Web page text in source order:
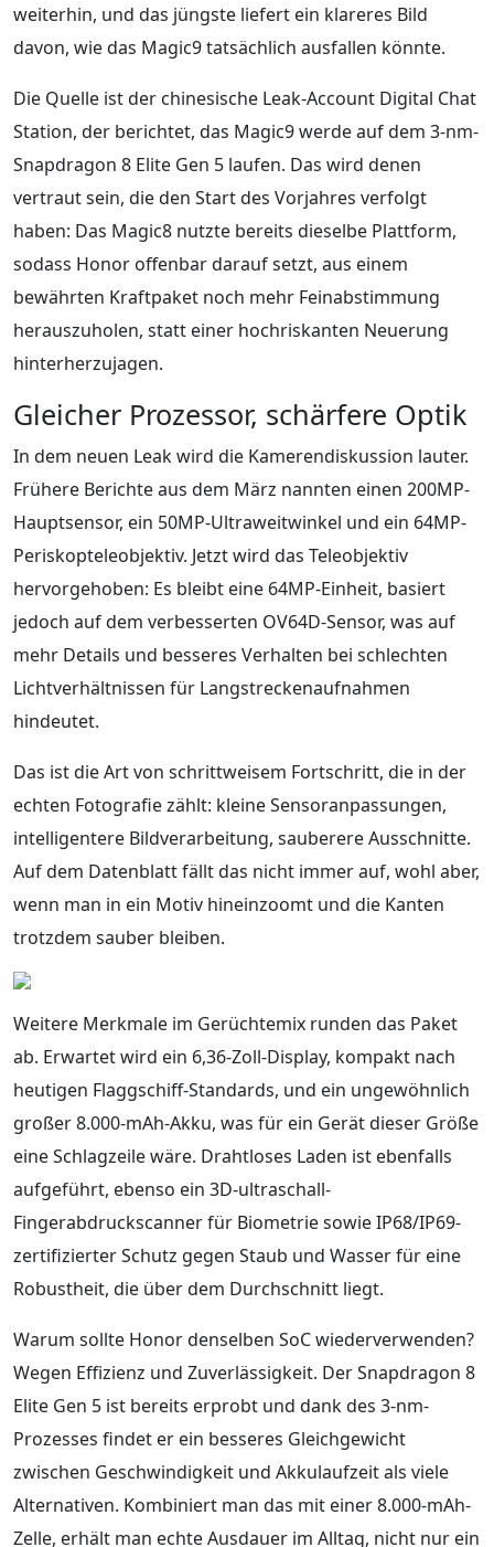
weiterhin, und das jüngste liefert ein klareres Bild
davon, wie das Magic9 tatsächlich ausfallen könnte.
Die Quelle ist der chinesische Leak-Account Digital Chat
Station, der berichtet, das Magic9 werde auf dem 3-nm-
Snapdragon 8 Elite Gen 5 laufen. Das wird denen
vertraut sein, die den Start des Vorjahres verfolgt
haben: Das Magic8 nutzte bereits dieselbe Plattform,
sodass Honor offenbar darauf setzt, aus einem
bewährten Kraftpaket noch mehr Feinabstimmung
herauszuholen, statt einer hochriskanten Neuerung
hinterherzujagen.
Gleicher Prozessor, schärfere Optik
In dem neuen Leak wird die Kamerendiskussion lauter.
Frühere Berichte aus dem März nannten einen 200MP-
Hauptsensor, ein 50MP-Ultraweitwinkel und ein 64MP-
Periskopteleobjektiv. Jetzt wird das Teleobjektiv
hervorgehoben: Es bleibt eine 64MP-Einheit, basiert
jedoch auf dem verbesserten OV64D-Sensor, was auf
mehr Details und besseres Verhalten bei schlechten
Lichtverhältnissen für Langstreckenaufnahmen
hindeutet.
Das ist die Art von schrittweisem Fortschritt, die in der
echten Fotografie zählt: kleine Sensoranpassungen,
intelligentere Bildverarbeitung, sauberere Ausschnitte.
Auf dem Datenblatt fällt das nicht immer auf, wohl aber,
wenn man in ein Motiv hineinzoomt und die Kanten
trotzdem sauber bleiben.
Weitere Merkmale im Gerüchtemix runden das Paket
ab. Erwartet wird ein 6,36-Zoll-Display, kompakt nach
heutigen Flaggschiff-Standards, und ein ungewöhnlich
großer 8.000-mAh-Akku, was für ein Gerät dieser Größe
eine Schlagzeile wäre. Drahtloses Laden ist ebenfalls
aufgeführt, ebenso ein 3D-ultraschall-
Fingerabdruckscanner für Biometrie sowie IP68/IP69-
zertifizierter Schutz gegen Staub und Wasser für eine
Robustheit, die über dem Durchschnitt liegt.
Warum sollte Honor denselben SoC wiederverwenden?
Wegen Effizienz und Zuverlässigkeit. Der Snapdragon 8
Elite Gen 5 ist bereits erprobt und dank des 3-nm-
Prozesses findet er ein besseres Gleichgewicht
zwischen Geschwindigkeit und Akkulaufzeit als viele
Alternativen. Kombiniert man das mit einer 8.000-mAh-
Zelle, erhält man echte Ausdauer im Alltag, nicht nur ein